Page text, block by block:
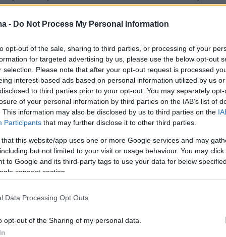
- Do Not Process My Personal Information
opt-out of the sale, sharing to third parties, or processing of your
for targeted advertising by us, please use the below opt-out
selection. Please note that after your opt-out request is processed
interest-based ads based on personal information utilized by us
to third parties prior to your opt-out. You may separately
of your personal information by third parties on the IAB’s list of
This information may also be disclosed by us to third parties on the
Participants that may further disclose it to other third parties.
that this website/app uses one or more Google services and may
but not limited to your visit or usage behaviour. You may
to Google and its third-party tags to use your data for below
consent section.
Data Processing Opt Outs
opt-out of the Sharing of my personal data.
κακόβουλων οδηγιών ενός
έχει προγραμματιστεί για τα τέλη του
Κάρπεντερ και η ομάδα της
στα δικαστικά τους έγγραφα μια εντελώς
εκδοχή των γεγονότων.
Carpenter: man arrested at pop star's home
order.
June 12, 2026